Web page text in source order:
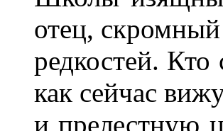
отец,
редкостей. Кто
как сейчас
и прелестную